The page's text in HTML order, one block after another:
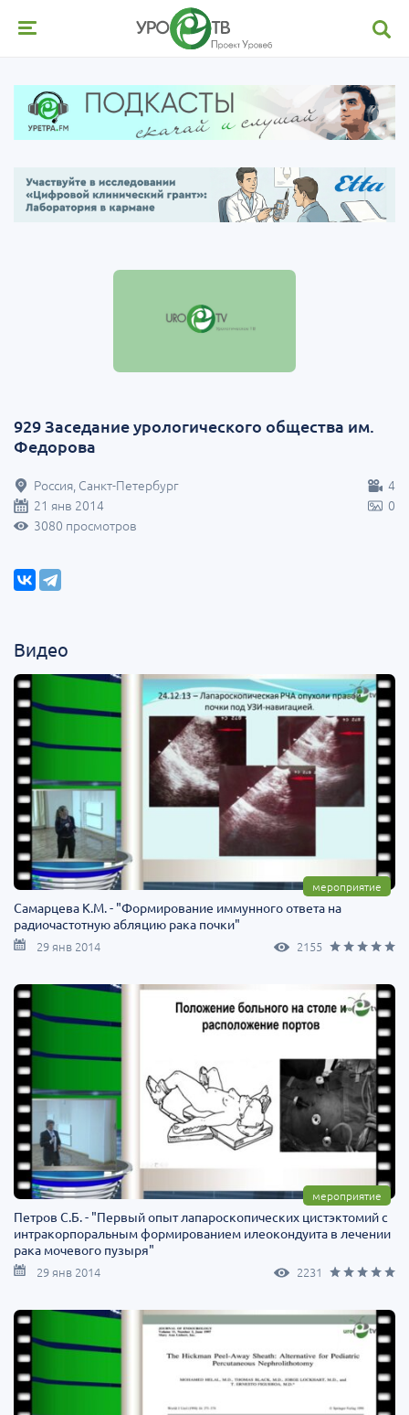
929 Заседание урологического общества им.
Федорова
4
Россия, Санкт-Петербург
0
21 янв 2014
3080 просмотров
Видео
мероприятие
Самарцева К.М. - "Формирование иммунного ответа на
радиочастотную абляцию рака почки"
29 янв 2014 2155
мероприятие
Петров С.Б. - "Первый опыт лапароскопических цистэктомий с
интракорпоральным формированием илеокондуита в лечении
рака мочевого пузыря"
29 янв 2014 2231